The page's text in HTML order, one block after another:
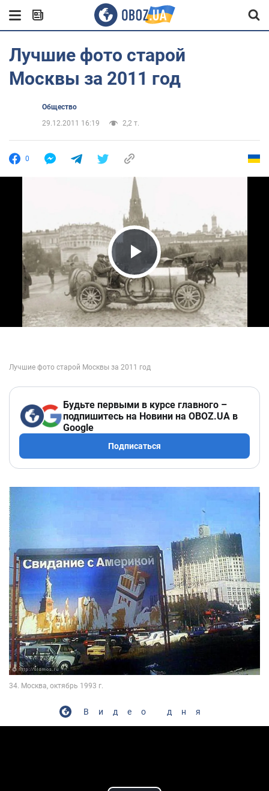
Лучшие фото старой
Москвы за 2011 год
Общество
29.12.2011 16:19
2,2 т.
0
Play Video
Будьте первыми в курсе главного –
подпишитесь на Новини на OBOZ.UA в
Google
Подписаться
Видео дня